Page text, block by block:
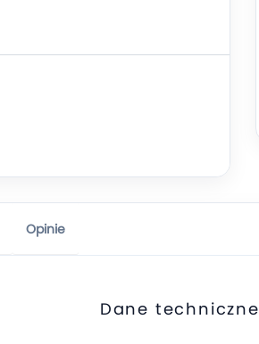
Opinie
Dane techniczne